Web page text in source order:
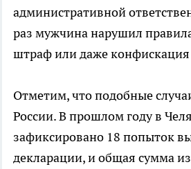
административной
раз мужчина нарушил
штраф или даже конфискация
Отметим, что подобные
России. В прошлом году в
зафиксировано 18 попыток
декларации, и общая сумма